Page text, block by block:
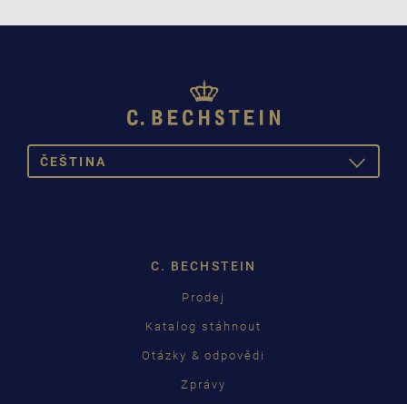
ČEŠTINA
TOGGLE
C. BECHSTEIN
Prodej
Katalog stáhnout
Otázky & odpovědi
Zprávy